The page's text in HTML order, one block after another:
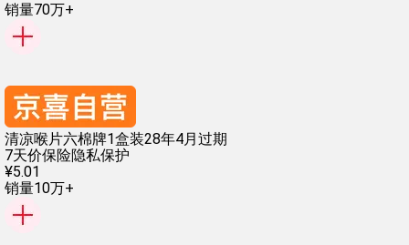
销量70万+
清凉喉片六棉牌1盒装28年4月过期
7天价保险隐私保护
¥5.01
销量10万+